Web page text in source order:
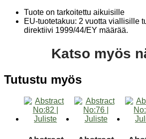
Tuote on tarkoitettu aikuisille
EU-tuotetakuu: 2 vuotta viallisille
direktiivi 1999/44/EY määrää.
Katso myös
Tutustu myös